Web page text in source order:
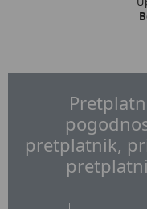
pretplatnik,